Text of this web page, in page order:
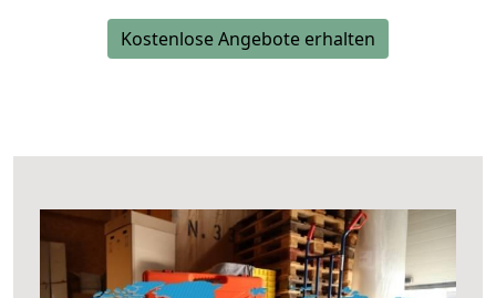
Kostenlose Angebote erhalten